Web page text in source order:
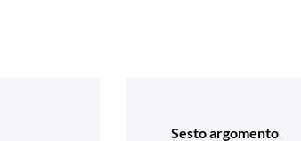
Sesto argomento